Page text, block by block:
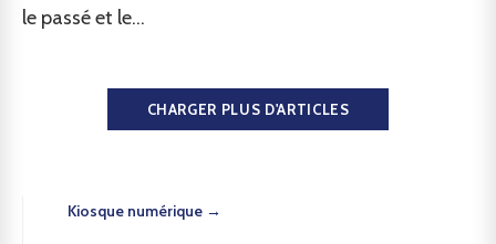
le passé et le...
CHARGER PLUS D'ARTICLES
Kiosque numérique →